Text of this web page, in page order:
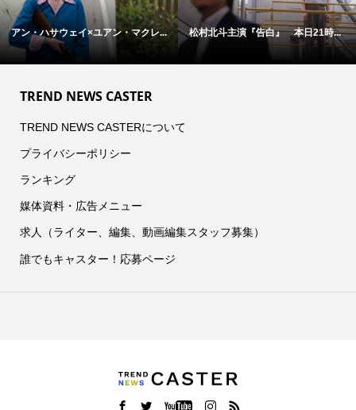
アン・ハサウェイ×ユアン・マクレ... 松村北斗主演『告白』 本日21時...
TREND NEWS CASTER
TREND NEWS CASTERについて
プライバシーポリシー
ランキング
媒体資料・広告メニュー
求人（ライター、編集、動画編集スタッフ募集）
誰でもキャスター！応募ページ